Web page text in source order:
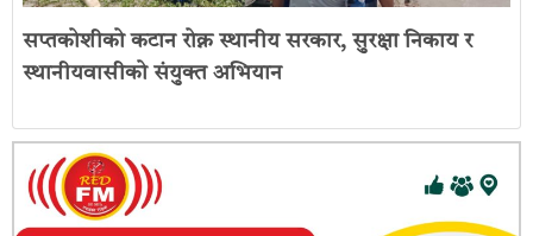
सप्तकोशीको कटान रोक्न स्थानीय सरकार, सुरक्षा निकाय र
स्थानीयवासीको संयुक्त अभियान